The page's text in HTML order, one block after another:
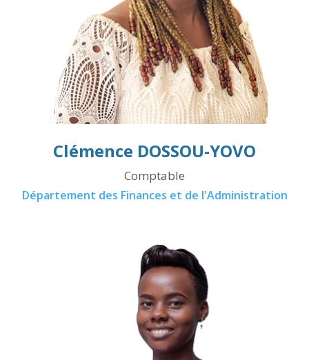
Clémence DOSSOU-YOVO
Comptable
Département des Finances et de l'Administration